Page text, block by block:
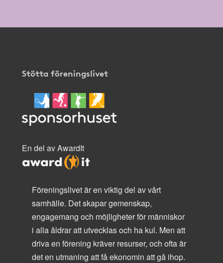
Stötta föreningslivet
En del av AwardIt
Föreningslivet är en viktig del av vårt
samhälle. Det skapar gemenskap,
engagemang och möjligheter för människor
i alla åldrar att utvecklas och ha kul. Men att
driva en förening kräver resurser, och ofta är
det en utmaning att få ekonomin att gå ihop.